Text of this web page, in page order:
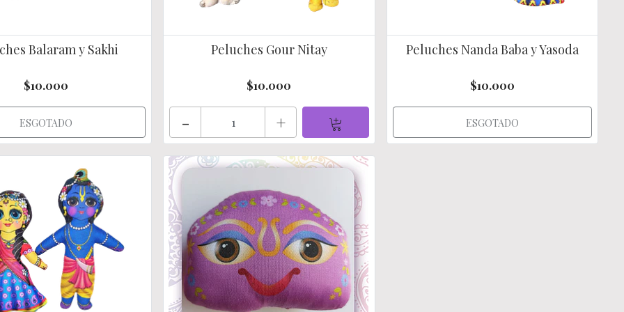
Balaram y Sakhi
$10.000
ESGOTADO
Peluches Gour Nitay
$10.000
- +
Peluches Nanda Baba y Yasoda
$10.000
ESGOTADO